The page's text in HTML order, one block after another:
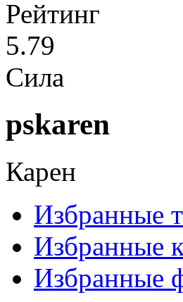
Рейтинг
5.79
Сила
pskaren
Карен
Избранные
Избранные
Избранные